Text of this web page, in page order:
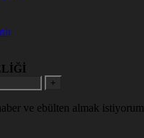
+
ve ebülten almak istiyorum